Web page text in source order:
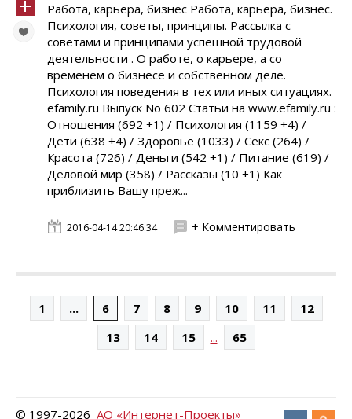
Работа, карьера, бизнес Работа, карьера, бизнес.
Психология, советы, принципы. Рассылка с
советами и принципами успешной трудовой
деятельности . О работе, о карьере, а со
временем о бизнесе и собственном деле.
Психология поведения в тех или иных ситуациях.
efamily.ru Выпуск No 602 Статьи на www.efamily.ru :
Отношения (692 +1) / Психология (1159 +4) /
Дети (638 +4) / Здоровье (1033) / Секс (264) /
Красота (726) / Деньги (542 +1) / Питание (619) /
Деловой мир (358) / Рассказы (10 +1) Как
приблизить Вашу преж...
2016-04-14 20:46:34 + Комментировать
1 ... 6 7 8 9 10 11
12
13
14 15 ... 65
© 1997-2026 АО «Интернет-Проекты»